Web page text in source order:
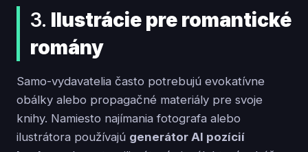
3. Ilustrácie pre romantické
romány
Samo-vydavatelia často potrebujú evokatívne
obálky alebo propagačné materiály pre svoje
knihy. Namiesto najímania fotografa alebo
ilustrátora používajú generátor AI pozícií